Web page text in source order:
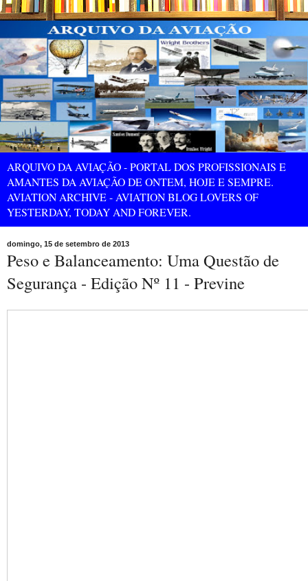
ARQUIVO DA AVIAÇÃO - PORTAL DOS PROFISSIONAIS E
AMANTES DA AVIAÇÃO DE ONTEM, HOJE E SEMPRE.
AVIATION ARCHIVE - AVIATION BLOG LOVERS OF
YESTERDAY, TODAY AND FOREVER.
domingo, 15 de setembro de 2013
Peso e Balanceamento: Uma Questão de
Segurança - Edição Nº 11 - Previne